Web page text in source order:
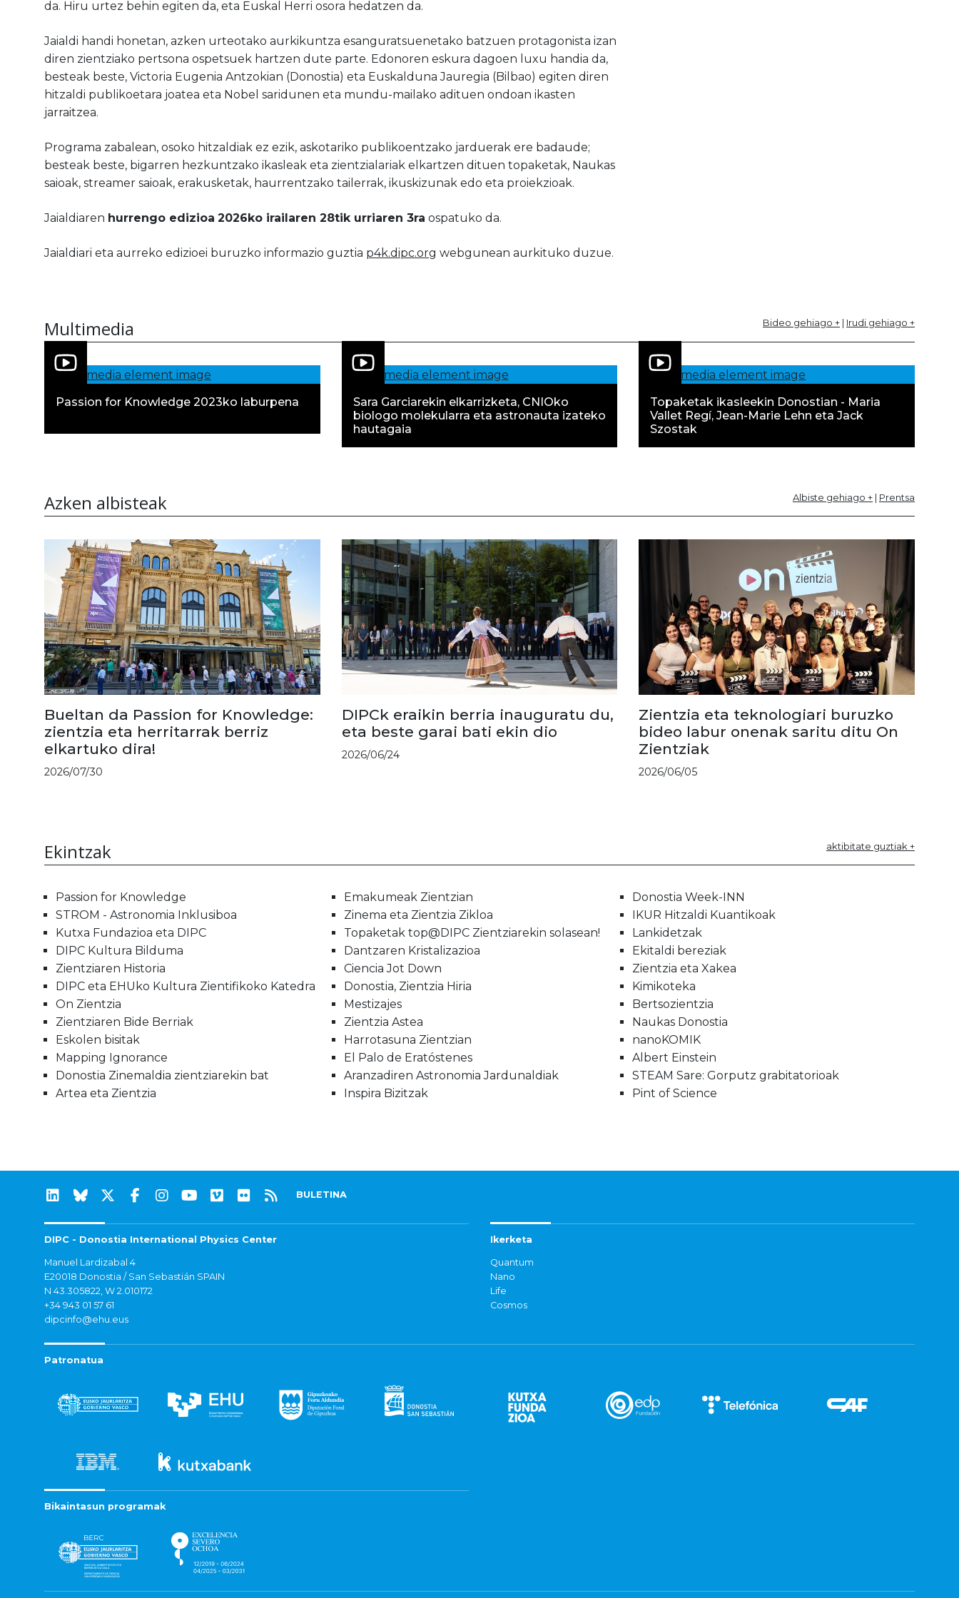
da. Hiru urtez behin egiten da, eta Euskal Herri osora hedatzen da.
Jaialdi handi honetan, azken urteotako aurkikuntza esanguratsuenetako batzuen protagonista izan
diren zientziako pertsona ospetsuek hartzen dute parte. Edonoren eskura dagoen luxu handia da,
besteak beste, Victoria Eugenia Antzokian (Donostia) eta Euskalduna Jauregia (Bilbao) egiten diren
hitzaldi publikoetara joatea eta Nobel saridunen eta mundu-mailako adituen ondoan ikasten
jarraitzea.
Programa zabalean, osoko hitzaldiak ez ezik, askotariko publikoentzako jarduerak ere badaude;
besteak beste, bigarren hezkuntzako ikasleak eta zientzialariak elkartzen dituen topaketak, Naukas
saioak, streamer saioak, erakusketak, haurrentzako tailerrak, ikuskizunak edo eta proiekzioak.
Jaialdiaren hurrengo edizioa 2026ko irailaren 28tik urriaren 3ra ospatuko da.
Jaialdiari eta aurreko edizioei buruzko informazio guztia p4k.dipc.org webgunean aurkituko duzue.
Multimedia Bideo gehiago + | Irudi gehiago +
Passion for Knowledge 2023ko laburpena
Sara Garciarekin elkarrizketa, CNIOko
biologo molekularra eta astronauta izateko
hautagaia
Topaketak ikasleekin Donostian - Maria
Vallet Regí, Jean-Marie Lehn eta Jack
Szostak
Azken albisteak Albiste gehiago + | Prentsa
Bueltan da Passion for Knowledge:
zientzia eta herritarrak berriz
elkartuko dira!
2026/07/30
DIPCk eraikin berria inauguratu du,
eta beste garai bati ekin dio
2026/06/24
Zientzia eta teknologiari buruzko
bideo labur onenak saritu ditu On
Zientziak
2026/06/05
Ekintzak aktibitate guztiak +
Passion for Knowledge
STROM - Astronomia Inklusiboa
Kutxa Fundazioa eta DIPC
DIPC Kultura Bilduma
Zientziaren Historia
DIPC eta EHUko Kultura Zientifikoko Katedra
On Zientzia
Zientziaren Bide Berriak
Eskolen bisitak
Mapping Ignorance
Donostia Zinemaldia zientziarekin bat
Artea eta Zientzia
Emakumeak Zientzian
Zinema eta Zientzia Zikloa
Topaketak top@DIPC Zientziarekin solasean!
Dantzaren Kristalizazioa
Ciencia Jot Down
Donostia, Zientzia Hiria
Mestizajes
Zientzia Astea
Harrotasuna Zientzian
El Palo de Eratóstenes
Aranzadiren Astronomia Jardunaldiak
Inspira Bizitzak
Donostia Week-INN
IKUR Hitzaldi Kuantikoak
Lankidetzak
Ekitaldi bereziak
Zientzia eta Xakea
Kimikoteka
Bertsozientzia
Naukas Donostia
nanoKOMIK
Albert Einstein
STEAM Sare: Gorputz grabitatorioak
Pint of Science
BULETINA
DIPC - Donostia International Physics Center
Manuel Lardizabal 4
E20018 Donostia / San Sebastián SPAIN
N 43.305822, W 2.010172
+34 943 01 57 61
dipcinfo@ehu.eus
Ikerketa
Quantum
Nano
Life
Cosmos
Patronatua
Bikaintasun programak